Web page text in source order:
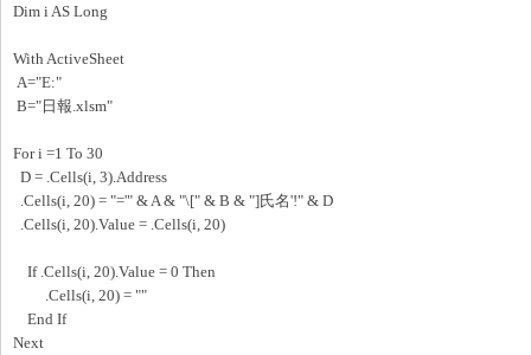
Dim i AS Long
With ActiveSheet
A="E:"
B="日報.xlsm"
For i =1 To 30
D = .Cells(i, 3).Address
.Cells(i, 20) = "='" & A & "\[" & B & "]氏名'!" & D
.Cells(i, 20).Value = .Cells(i, 20)
If .Cells(i, 20).Value = 0 Then
.Cells(i, 20) = ""
End If
Next